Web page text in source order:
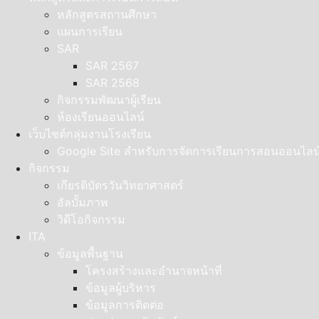
หลักสูตรสถานศึกษา
แผนการเรียน
SAR
SAR 2567
SAR 2568
กิจกรรมพัฒนาผู้เรียน
ห้องเรียนออนไลน์
เว็บไซต์กลุ่มงานโรงเรียน
Google Site สำหรับการจัดการเรียนการสอนออนไล
กิจกรรม
เกียรติบัตรวันวิทยาศาสตร์
อัลบั้มภาพ
วิดีโอกิจกรรม
ITA
ข้อมูลพื้นฐาน
โครงสร้างและอำนาจหน้าที่
ข้อมูลผู้บริหาร
ข้อมูลการติดต่อ